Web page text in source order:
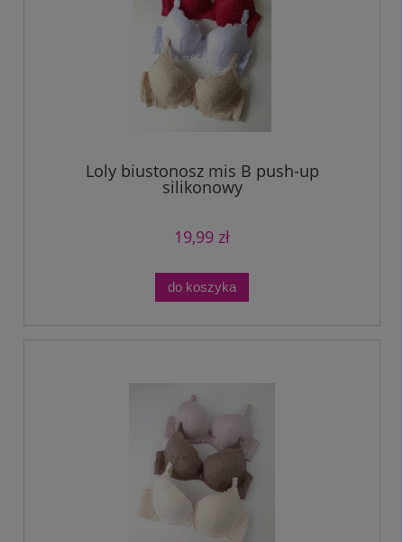
Loly biustonosz mis B push-up
silikonowy
19,99 zł
do koszyka